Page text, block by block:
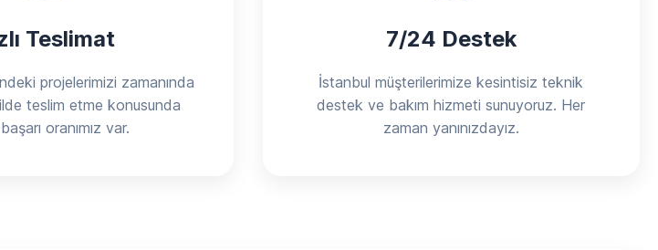
Teslimat
projelerimizi zamanında
teslim etme konusunda
oranımız var.
7/24 Destek
İstanbul müşterilerimize kesintisiz teknik
destek ve bakım hizmeti sunuyoruz. Her
zaman yanınızdayız.